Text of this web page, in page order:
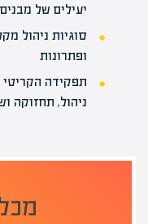
יעילים של מבנים
סוגיות ניהול
ופתרונות
תפקידה הקריטי
ניהול, תחזוקה